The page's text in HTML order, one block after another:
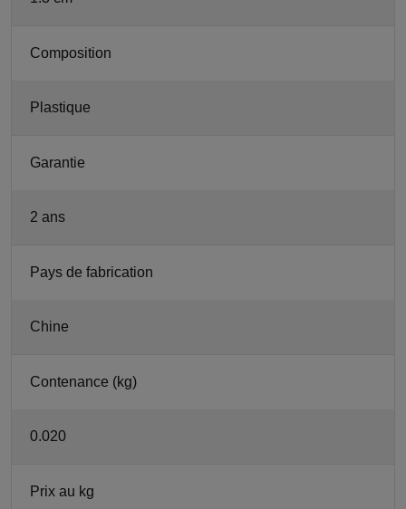
Composition
Plastique
Garantie
2 ans
Pays de fabrication
Chine
Contenance (kg)
0.020
Prix au kg